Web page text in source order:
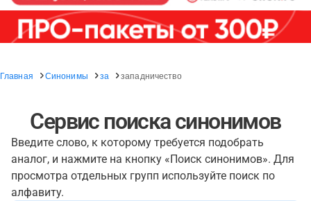
Главная Синонимы за западничество
Сервис поиска синонимов
Введите слово, к которому требуется подобрать
аналог, и нажмите на кнопку «Поиск синонимов». Для
просмотра отдельных групп используйте поиск по
алфавиту.